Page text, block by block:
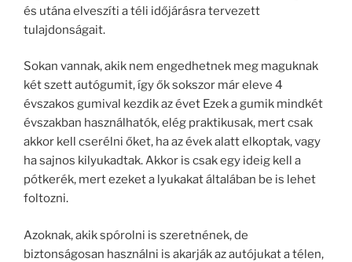
és utána elveszíti a téli időjárásra tervezett
tulajdonságait.
Sokan vannak, akik nem engedhetnek meg maguknak
két szett autógumit, így ők sokszor már eleve 4
évszakos gumival kezdik az évet Ezek a gumik mindkét
évszakban használhatók, elég praktikusak, mert csak
akkor kell cserélni őket, ha az évek alatt elkoptak, vagy
ha sajnos kilyukadtak. Akkor is csak egy ideig kell a
pótkerék, mert ezeket a lyukakat általában be is lehet
foltozni.
Azoknak, akik spórolni is szeretnének, de
biztonságosan használni is akarják az autójukat a télen,